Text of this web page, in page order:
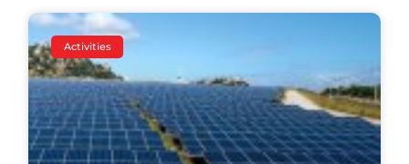
Activities